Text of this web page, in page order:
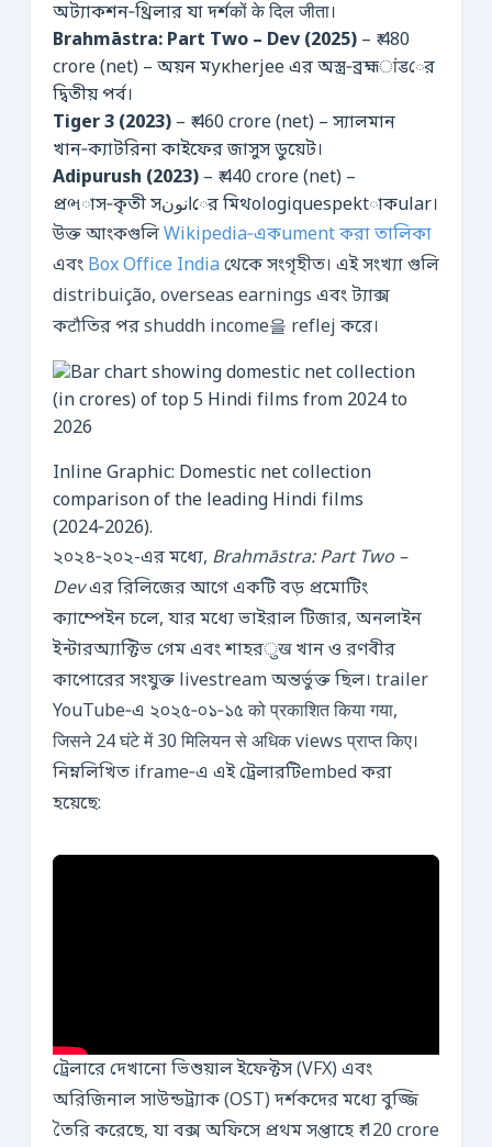
অট্যাকশন‑থ্রিলার যা দর্শकों के दिल जीता।
Brahmāstra: Part Two – Dev (2025) – ₹ 480
crore (net) – অয়ন মукherjee এর অস্ত্র‑ব্রহ্মांडের
দ্বিতীয় পর্ব।
Tiger 3 (2023) – ₹ 460 crore (net) – স্যালমান
খান‑ক্যাটরিনা কাইফের জাসুস ডুয়েট।
Adipurush (2023) – ₹ 440 crore (net) –
প্রભাস‑কৃতী সانونের মিথologiquespektাকular।
উক্ত আংকগুলিWikipedia‑একument করা তালিকা
এবং Box Office India থেকে সংগৃহীত। এই সংখ্যা গুলি
distribuição, overseas earnings এবং ট্যাক্স
কटौতির পর shuddh income을 reflej করে।
Inline Graphic: Domestic net collection
comparison of the leading Hindi films
(2024‑2026).
২০২৪‑২০২-এর মধ্যে, Brahmāstra: Part Two –
Devএর রিলিজের আগে একটি বড় প্রমোটিং
ক্যাম্পেইন চলে, যার মধ্যে ভাইরাল টিজার, অনলাইন
ইন্টারঅ্যাক্টিভ গেম এবং শাহরुख খান ও রণবীর
কাপোরের সংযুক্ত livestream অন্তর্ভুক্ত ছিল। trailer
YouTube‑এ ২০২৫‑০১‑১৫ को प्रकाशित किया गया,
जिसने 24 घंटे में 30 मिलियन से अधिक views प्राप्त किए।
নিম্নলিখিত iframe‑এ এই ট্রেলারটিembed করা
হয়েছে:
ট্রেলারে দেখানো ভিশুয়াল ইফেক্টস (VFX) এবং
অরিজিনাল সাউন্ডট্র্যাক (OST) দর্শকদের মধ্যে বুজ্জি
তৈরি করেছে, যা বক্স অফিসে প্রথম সপ্তাহে ₹ 120 crore